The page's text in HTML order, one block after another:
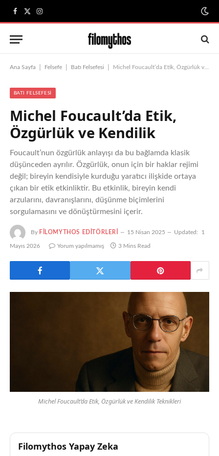
Facebook
X
(Twitter)
Instagram
Ana Sayfa Felsefe Batı Felsefesi Michel Foucault’da Etik, Özgürlük ve Kendilik
BATI FELSEFESI
Michel Foucault’da Etik,
Özgürlük ve Kendilik
Foucault’nun özgürlük anlayışı da bu bağlamda klasik
düşünceden ayrılır. Özgürlük, onun için bir haklar rejimi
değil; bireyin kendisiyle kurduğu yaratıcı ilişkide ortaya
çıkan bir etik etkinliktir. Bu etkinlik, bireyin kendi
arzularını, davranışlarını, düşünme biçimlerini
sorgulamasını ve dönüştürmesini içerir.
By FILOMYTHOS EDITÖRLERI 15 Nisan 2025 Updated: 1
Mayıs 2026 Yorum yapılmamış 3 Mins Read
Michel Foucault’da Etik, Özgürlük ve Kendilik Teknikleri
Filomythos Yapay Zeka